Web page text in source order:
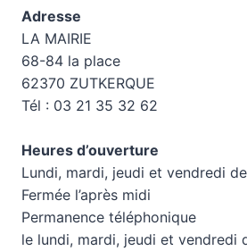
Adresse
LA MAIRIE
68-84 la place
62370 ZUTKERQUE
Tél : 03 21 35 32 62
Heures d’ouverture
Lundi, mardi, jeudi et vendredi
Fermée l’après midi
Permanence téléphonique
le lundi, mardi, jeudi et vendredi